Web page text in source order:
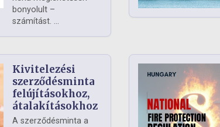
bonyolult –
számítást. ...
Kivitelezési
szerződésminta
felújításokhoz,
átalakításokhoz
A szerződésminta a